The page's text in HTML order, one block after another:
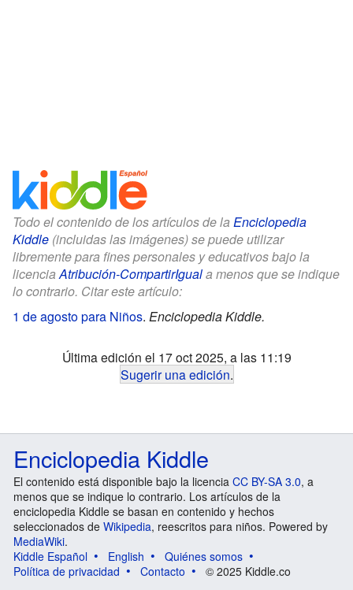
Todo el contenido de los artículos de la Enciclopedia
Kiddle (incluidas las imágenes) se puede utilizar
libremente para fines personales y educativos bajo la
licenciaAtribución-CompartirIguala menos que se indique
lo contrario. Citar este artículo:
1 de agosto para Niños. Enciclopedia Kiddle.
Última edición el 17 oct 2025, a las 11:19
Sugerir una edición.
Enciclopedia Kiddle
El contenido está disponible bajo la licencia CC BY-SA 3.0, a
menos que se indique lo contrario. Los artículos de la
enciclopedia Kiddle se basan en contenido y hechos
seleccionados de Wikipedia, reescritos para niños. Powered by
MediaWiki.
Kiddle Español
English
Quiénes somos
Política de privacidad
Contacto © 2025 Kiddle.co